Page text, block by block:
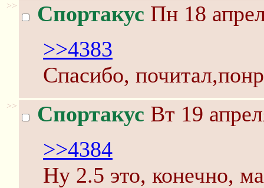
>> Спортакус Пн 18
>>4383
Спасибо,
>> Спортакус Вт 19
>>4384
Ну 2.5 это, конечно,